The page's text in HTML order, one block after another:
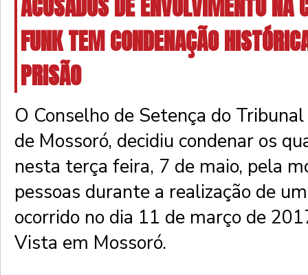
FUNK TEM CONDENAÇÃO
PRISÃO
O Conselho de Setença do
de Mossoró, decidiu condenar os
nesta terça feira, 7 de maio, pela
pessoas durante a realização de
ocorrido no dia 11 de março de
Vista em Mossoró.